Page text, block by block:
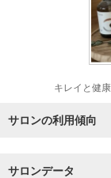
キレイと健
サロンの利用傾向
サロンデータ